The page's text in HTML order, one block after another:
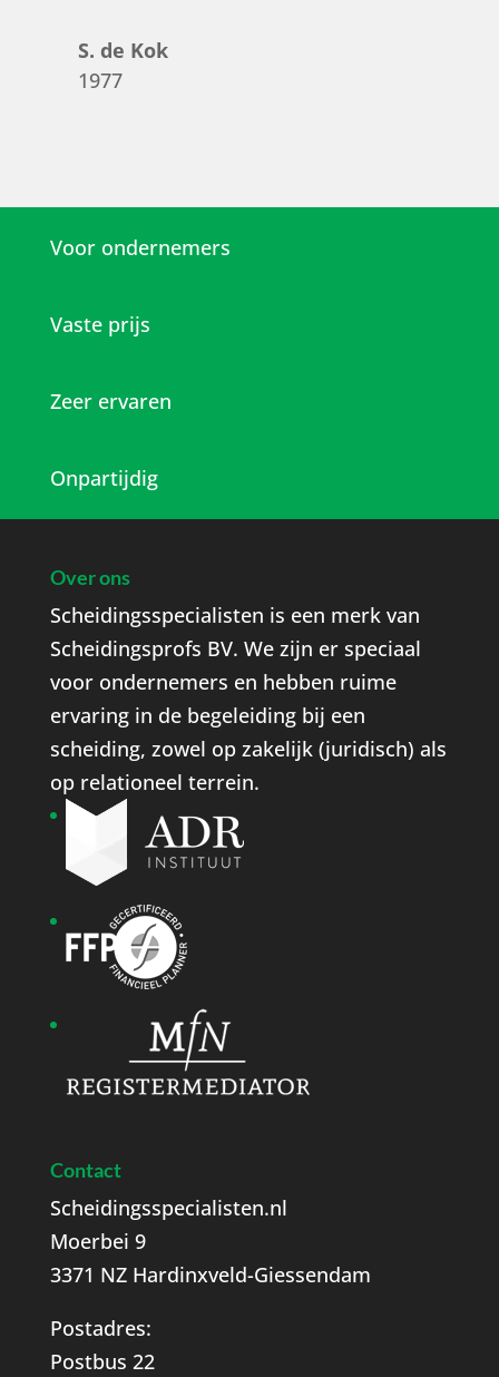
S. de Kok
1977
Voor ondernemers
Vaste prijs
Zeer ervaren
Onpartijdig
Over ons
Scheidingsspecialisten is een merk van
Scheidingsprofs BV. We zijn er speciaal
voor ondernemers en hebben ruime
ervaring in de begeleiding bij een
scheiding, zowel op zakelijk (juridisch) als
op relationeel terrein.
Contact
Scheidingsspecialisten.nl
Moerbei 9
3371 NZ Hardinxveld-Giessendam
Postadres:
Postbus 22